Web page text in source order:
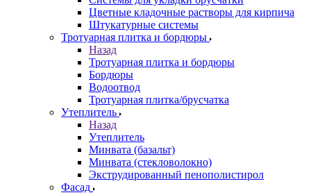
Цветные кладочные растворы для кирпича
Штукатурные системы
Тротуарная плитка и бордюры
Назад
Тротуарная плитка и бордюры
Бордюры
Водоотвод
Тротуарная плитка/брусчатка
Утеплитель
Назад
Утеплитель
Минвата (базальт)
Минвата (стекловолокно)
Экструдированный пенополистирол
Фасад